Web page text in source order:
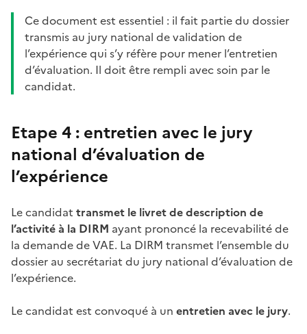
Ce document est essentiel : il fait partie du dossier
transmis au jury national de validation de
l’expérience qui s’y réfère pour mener l’entretien
d’évaluation. Il doit être rempli avec soin par le
candidat.
Etape 4 : entretien avec le jury
national d’évaluation de
l’expérience
Le candidat transmet le livret de description de
l’activité à la DIRM ayant prononcé la recevabilité de
la demande de VAE. La DIRM transmet l’ensemble du
dossier au secrétariat du jury national d’évaluation de
l’expérience.
Le candidat est convoqué à un entretien avec le jury.